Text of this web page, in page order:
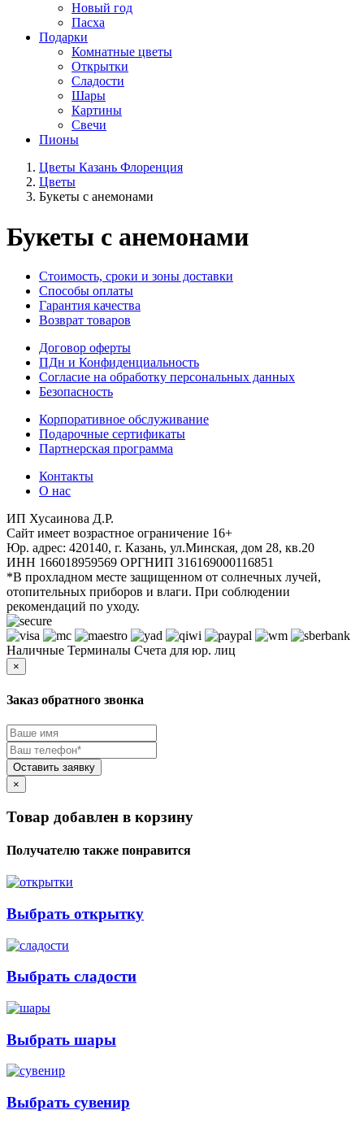
Новый год
Пасха
Подарки
Комнатные цветы
Открытки
Сладости
Шары
Картины
Свечи
Пионы
Цветы Казань Флоренция
Цветы
Букеты с анемонами
Букеты с анемонами
Стоимость, сроки и зоны доставки
Способы оплаты
Гарантия качества
Возврат товаров
Договор оферты
ПДн и Конфиденциальность
Согласие на обработку персональных данных
Безопасность
Корпоративное обслуживание
Подарочные сертификаты
Партнерская программа
Контакты
О нас
ИП Хусаинова Д.Р.
Cайт имеет возрастное ограничение 16+
Юр. адрес: 420140, г. Казань, ул.Минская, дом 28, кв.20
ИНН 166018959569 ОРГНИП 316169000116851
*В прохладном месте защищенном от солнечных лучей,
отопительных приборов и влаги. При соблюдении
рекомендаций по уходу.
Наличные Терминалы Счета для юр. лиц
×
Заказ обратного звонка
×
Товар добавлен в корзину
Получателю также понравится
Выбрать открытку
Выбрать сладости
Выбрать шары
Выбрать сувенир